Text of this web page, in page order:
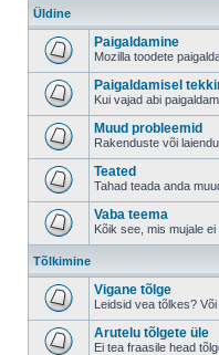
Üldine
Paigaldamine
Mozilla toodete
Paigaldamisel
Kui vajad abi
Muud probleemid
Rakenduste või
Teated
Tahad teada anda
Vaba teema
Kõik see, mis mujale
Tõlkimine
Vigane tõlge
Leidsid vea tõlkes?
Arutelu tõlgete üle
Ei tea fraasile head